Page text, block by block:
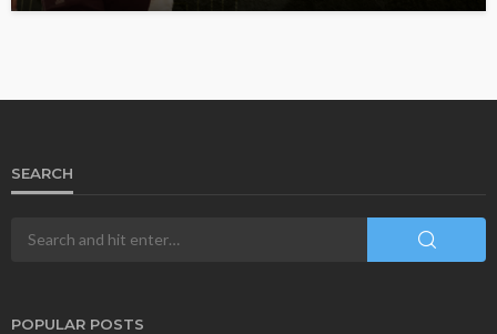
SEARCH
POPULAR POSTS